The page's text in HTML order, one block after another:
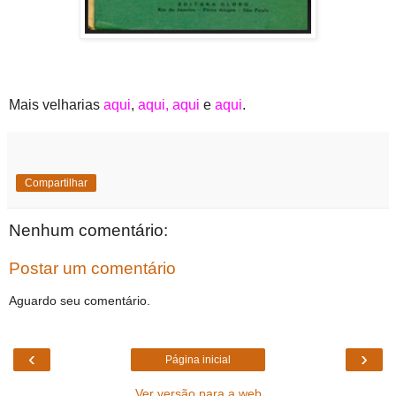
Mais velharias aqui, aqui, aqui e aqui.
Compartilhar
Nenhum comentário:
Postar um comentário
Aguardo seu comentário.
‹ ›
Página inicial